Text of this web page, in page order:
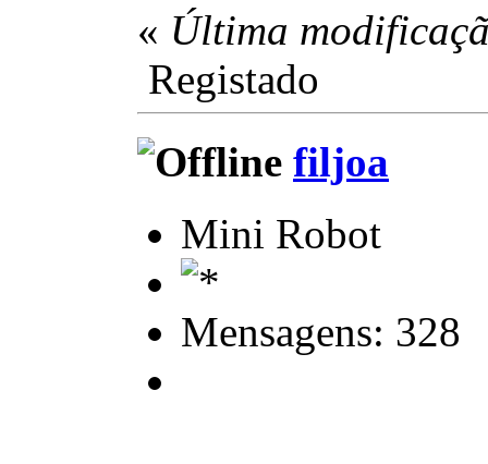
« Última
Registado
filjoa
Mini Robot
Mensagens: 328